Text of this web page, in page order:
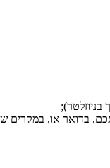
בדואר או,